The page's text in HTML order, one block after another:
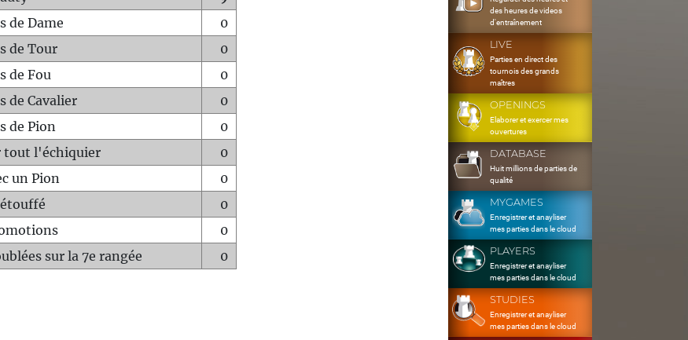
de Dame
0
de Tour
0
de Fou
0
de Cavalier
0
de Pion
0
tout l'échiquier
0
un Pion
0
0
0
sur la 7e rangée
0
des heures de videos
d'entraînement
LIVE
Parties en direct des
tournois des grands
maîtres
OPENINGS
Elaborer et exercer mes
ouvertures
DATABASE
Huit millions de parties de
qualité
MYGAMES
Enregistrer et anayliser
mes parties dans le cloud
PLAYERS
Enregistrer et anayliser
mes parties dans le cloud
STUDIES
Enregistrer et anayliser
mes parties dans le cloud